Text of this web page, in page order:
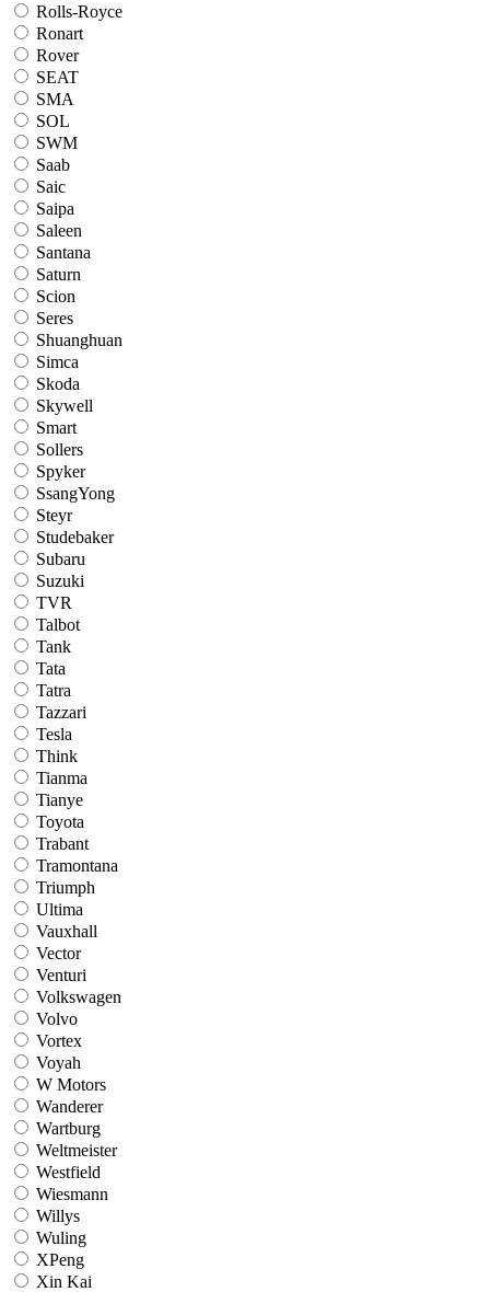
Rolls-Royce
Ronart
Rover
SEAT
SMA
SOL
SWM
Saab
Saic
Saipa
Saleen
Santana
Saturn
Scion
Seres
Shuanghuan
Simca
Skoda
Skywell
Smart
Sollers
Spyker
SsangYong
Steyr
Studebaker
Subaru
Suzuki
TVR
Talbot
Tank
Tata
Tatra
Tazzari
Tesla
Think
Tianma
Tianye
Toyota
Trabant
Tramontana
Triumph
Ultima
Vauxhall
Vector
Venturi
Volkswagen
Volvo
Vortex
Voyah
W Motors
Wanderer
Wartburg
Weltmeister
Westfield
Wiesmann
Willys
Wuling
XPeng
Xin Kai